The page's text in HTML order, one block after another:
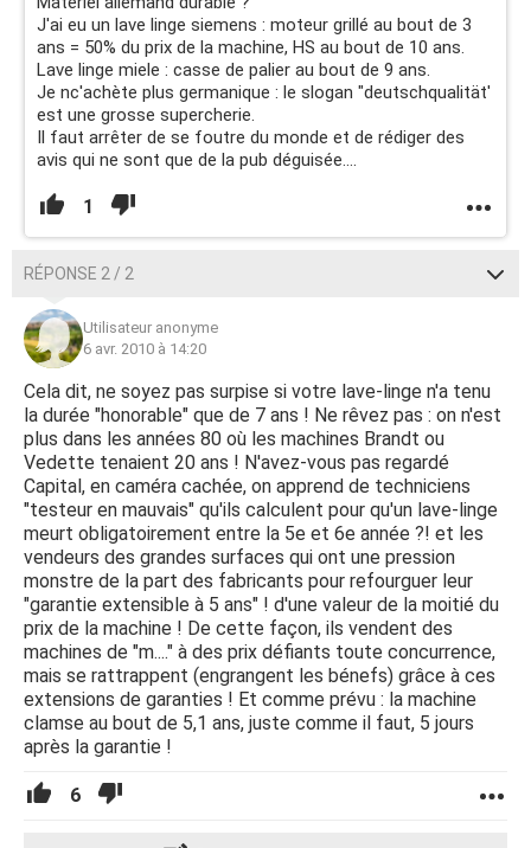
J'ai eu un lave linge siemens : moteur grillé au bout de 3
ans = 50% du prix de la machine, HS au bout de 10 ans.
Lave linge miele : casse de palier au bout de 9 ans.
Je nc'achète plus germanique : le slogan "deutschqualität'
est une grosse supercherie.
Il faut arrêter de se foutre du monde et de rédiger des
avis qui ne sont que de la pub déguisée....
1
RÉPONSE 2 / 2
Utilisateur anonyme
6 avr. 2010 à 14:20
Cela dit, ne soyez pas surpise si votre lave-linge n'a tenu
la durée "honorable" que de 7 ans ! Ne rêvez pas : on n'est
plus dans les années 80 où les machines Brandt ou
Vedette tenaient 20 ans ! N'avez-vous pas regardé
Capital, en caméra cachée, on apprend de techniciens
"testeur en mauvais" qu'ils calculent pour qu'un lave-linge
meurt obligatoirement entre la 5e et 6e année ?! et les
vendeurs des grandes surfaces qui ont une pression
monstre de la part des fabricants pour refourguer leur
"garantie extensible à 5 ans" ! d'une valeur de la moitié du
prix de la machine ! De cette façon, ils vendent des
machines de "m...." à des prix défiants toute concurrence,
mais se rattrappent (engrangent les bénefs) grâce à ces
extensions de garanties ! Et comme prévu : la machine
clamse au bout de 5,1 ans, juste comme il faut, 5 jours
après la garantie !
6